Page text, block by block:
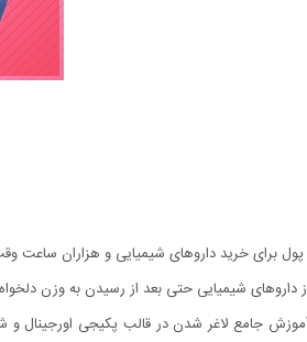
پول برای خرید داروهای شیمیایی و هزاران
داروهای شیمیایی حتی بعد از رسیدن به وزن
جامع لاغر شدن در قالب پکیجی اورجینال و